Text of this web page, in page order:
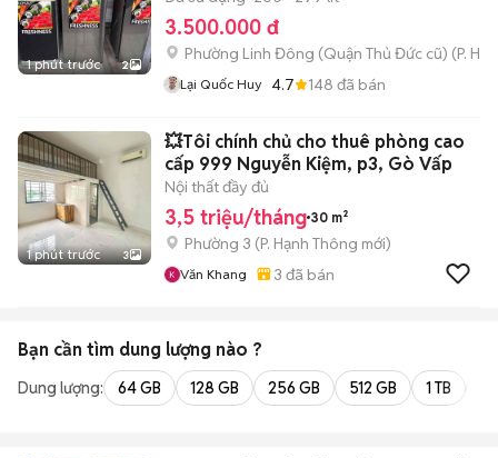
1 phút trước 2
3.500.000 đ
Phường Linh Đông (Quận Thủ Đức cũ) (P.
Lại Quốc Huy 4.7 148 đã bán
1 phút trước 3
💥Tôi chính chủ cho thuê phòng cao
cấp 999 Nguyễn Kiệm, p3, Gò Vấp
Nội thất đầy đủ
3,5 triệu/tháng 30 m²
Phường 3 (P. Hạnh Thông mới)
Văn Khang 3 đã bán
Bạn cần tìm dung lượng nào ?
Dung lượng: 64 GB 128 GB 256 GB 512 GB 1 TB